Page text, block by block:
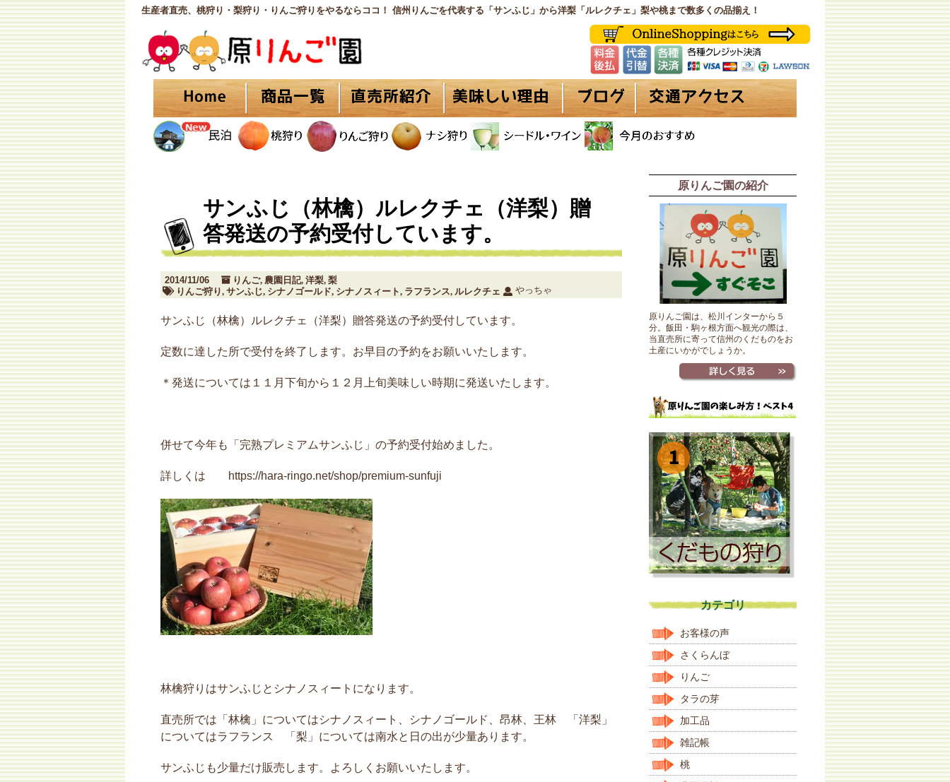
生産者直売、桃狩り・梨狩り・りんご狩りをやるならココ！ 信州りんごを代表する「サンふじ」から洋梨「ルレクチェ」梨や桃まで数多くの品揃え！
サンふじ（林檎）ルレクチェ（洋梨）贈
答発送の予約受付しています。
2014/11/06 りんご, 農園日記, 洋梨, 梨
りんご狩り, サンふじ, シナノゴールド, シナノスィート, ラフランス, ルレクチェ やっちゃ
サンふじ（林檎）ルレクチェ（洋梨）贈答発送の予約受付しています。
定数に達した所で受付を終了します。お早目の予約をお願いいたします。
＊発送については１１月下旬から１２月上旬美味しい時期に発送いたします。
併せて今年も「完熟プレミアムサンふじ」の予約受付始めました。
詳しくは https://hara-ringo.net/shop/premium-sunfuji
林檎狩りはサンふじとシナノスィートになります。
直売所では「林檎」についてはシナノスィート、シナノゴールド、昂林、王林 「洋梨」
についてはラフランス 「梨」については南水と日の出が少量あります。
サンふじも少量だけ販売します。よろしくお願いいたします。
原りんご園の紹介
原りんご園は、松川インターから５
分。飯田・駒ヶ根方面へ観光の際は、
当直売所に寄って信州のくだものをお
土産にいかがでしょうか。
カテゴリ
お客様の声
さくらんぼ
りんご
タラの芽
加工品
雑記帳
桃